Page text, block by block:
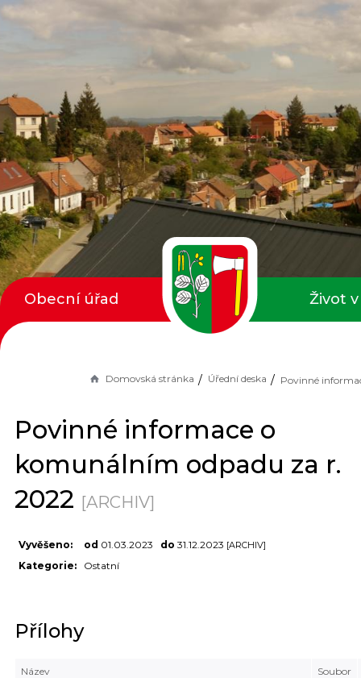
Domovská stránka Úřední deska
Povinné informace o
komunálním odpadu za r.
2022 [ARCHIV]
Vyvěšeno: od 01.03.2023 do 31.12.2023 [ARCHIV]
Kategorie: Ostatní
Přílohy
Název
Soubor
Obecní úřad Život